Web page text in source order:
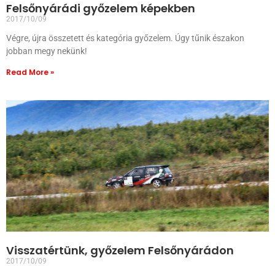
Felsőnyárádi győzelem képekben
2017/10/09
Végre, újra összetett és kategória győzelem. Úgy tűnik északon
jobban megy nekünk!
Read More »
Visszatértünk, győzelem Felsőnyárádon
2017/10/09